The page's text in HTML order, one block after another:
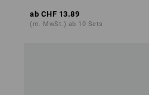
ab CHF 13.89
(m. MwSt.) ab 10 Sets